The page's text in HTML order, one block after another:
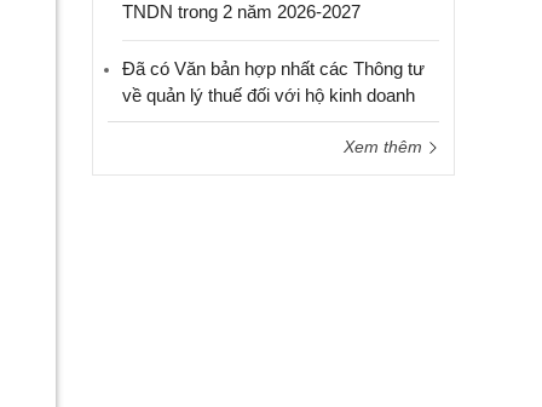
TNDN trong 2 năm 2026-2027
Đã có Văn bản hợp nhất các Thông tư
về quản lý thuế đối với hộ kinh doanh
Xem thêm